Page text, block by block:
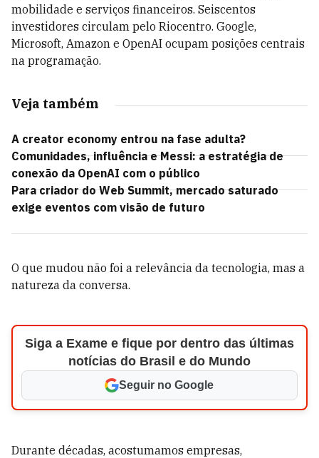
mobilidade e serviços financeiros. Seiscentos
investidores circulam pelo Riocentro. Google,
Microsoft, Amazon e OpenAI ocupam posições centrais
na programação.
Veja também
A creator economy entrou na fase adulta?
Comunidades, influência e Messi: a estratégia de
conexão da OpenAI com o público
Para criador do Web Summit, mercado saturado
exige eventos com visão de futuro
O que mudou não foi a relevância da tecnologia, mas a
natureza da conversa.
Siga a Exame e fique por dentro das últimas
notícias do Brasil e do Mundo
Seguir no Google
Durante décadas, acostumamos empresas,